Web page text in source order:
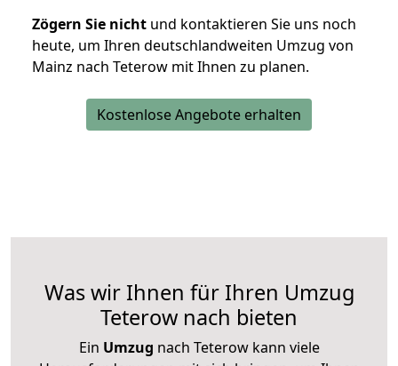
Zögern Sie nicht und kontaktieren Sie uns noch
heute, um Ihren deutschlandweiten Umzug von
Mainz nach Teterow mit Ihnen zu planen.
Kostenlose Angebote erhalten
Was wir Ihnen für Ihren Umzug
Teterow nach bieten
Ein Umzug nach Teterow kann viele